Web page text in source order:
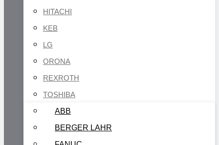
HITACHI
KEB
LG
ORONA
REXROTH
TOSHIBA
ABB
BERGER LAHR